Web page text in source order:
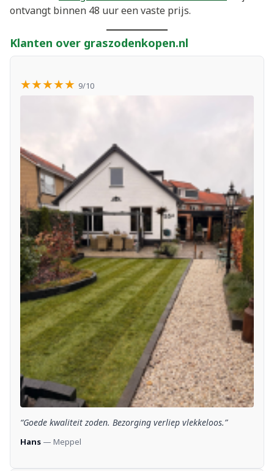
ontvangt binnen 48 uur een vaste prijs.
Klanten over graszodenkopen.nl
★★★★★ 9/10
“Goede kwaliteit zoden. Bezorging verliep vlekkeloos.”
Hans — Meppel